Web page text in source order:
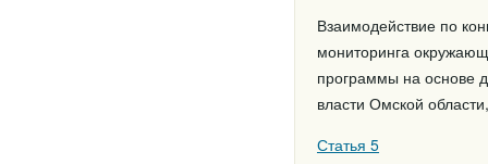
Взаимодействие по
мониторинга
программы на основе
власти Омской
Статья 5